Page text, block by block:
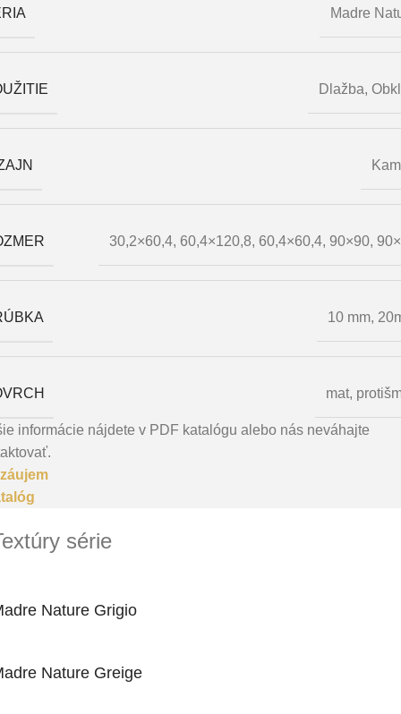
Madre
Dlažba,
30,2×60,4, 60,4×120,8, 60,4×60,4, 90×90,
10 mm,
mat,
informácie nájdete v PDF katalógu alebo nás neváhajte
série
Nature Grigio
Nature Greige